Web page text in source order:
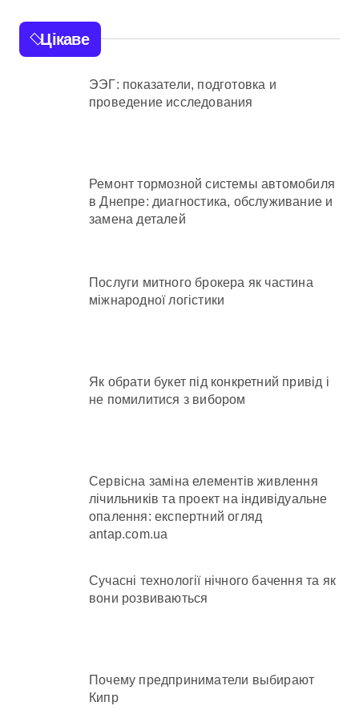
Цікаве
ЭЭГ: показатели, подготовка и
проведение исследования
Ремонт тормозной системы автомобиля
в Днепре: диагностика, обслуживание и
замена деталей
Послуги митного брокера як частина
міжнародної логістики
Як обрати букет під конкретний привід і
не помилитися з вибором
Сервісна заміна елементів живлення
лічильників та проект на індивідуальне
опалення: експертний огляд
antap.com.ua
Сучасні технології нічного бачення та як
вони розвиваються
Почему предприниматели выбирают
Кипр